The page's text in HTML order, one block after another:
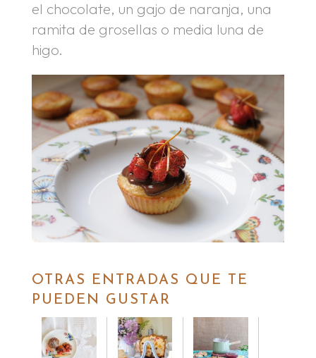
el chocolate, un gajo de naranja, una
ramita de grosellas o media luna de
higo.
OTRAS ENTRADAS QUE TE
PUEDEN GUSTAR